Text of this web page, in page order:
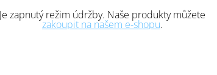
Je zapnutý režim údržby. Naše produkty můžete
zakoupit na našem e-shopu.